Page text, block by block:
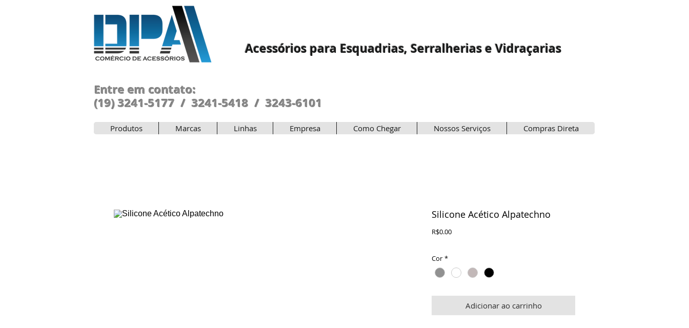
Acessórios para Esquadrias, Serralherias e Vidraçarias
Entre em contato:
(19) 3241-5177 / 3241-5418 / 3243-6101
Produtos Marcas Linhas Empresa Como Chegar Nossos Serviços Compras Direta
Silicone Acético Alpatechno
R$0.00Preço
Cor *
Adicionar ao carrinho